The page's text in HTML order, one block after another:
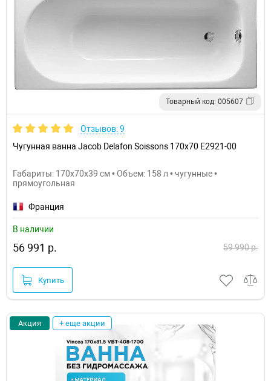
Товарный код: 005607
Отзывов: 9
Чугунная ванна Jacob Delafon Soissons 170x70 E2921-00
Габариты: 170x70x39 см • Объем: 158 л • чугунные •
прямоугольная
Франция
В наличии
56 991 р. 59 990 р.
Купить
Акция + еще акции